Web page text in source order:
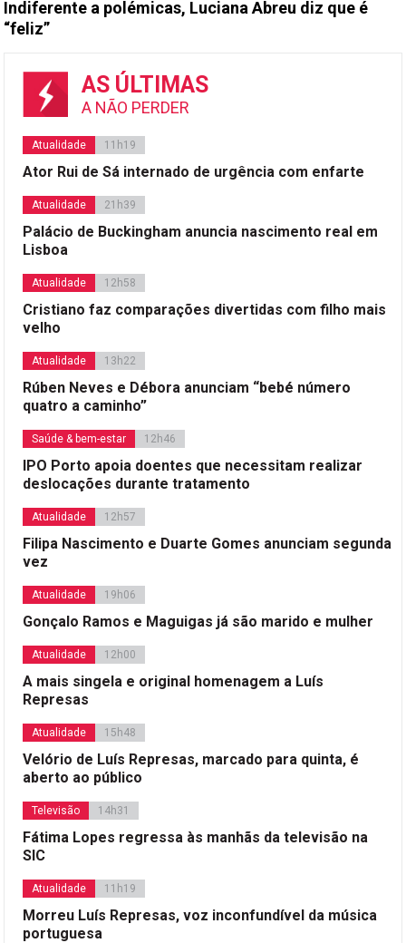
Indiferente a polémicas, Luciana Abreu diz que é
“feliz”
AS ÚLTIMAS
A NÃO PERDER
Atualidade 11h19
Ator Rui de Sá internado de urgência com enfarte
Atualidade 21h39
Palácio de Buckingham anuncia nascimento real em
Lisboa
Atualidade 12h58
Cristiano faz comparações divertidas com filho mais
velho
Atualidade 13h22
Rúben Neves e Débora anunciam “bebé número
quatro a caminho”
Saúde & bem-estar 12h46
IPO Porto apoia doentes que necessitam realizar
deslocações durante tratamento
Atualidade 12h57
Filipa Nascimento e Duarte Gomes anunciam segunda
vez
Atualidade 19h06
Gonçalo Ramos e Maguigas já são marido e mulher
Atualidade 12h00
A mais singela e original homenagem a Luís
Represas
Atualidade 15h48
Velório de Luís Represas, marcado para quinta, é
aberto ao público
Televisão 14h31
Fátima Lopes regressa às manhãs da televisão na
SIC
Atualidade 11h19
Morreu Luís Represas, voz inconfundível da música
portuguesa